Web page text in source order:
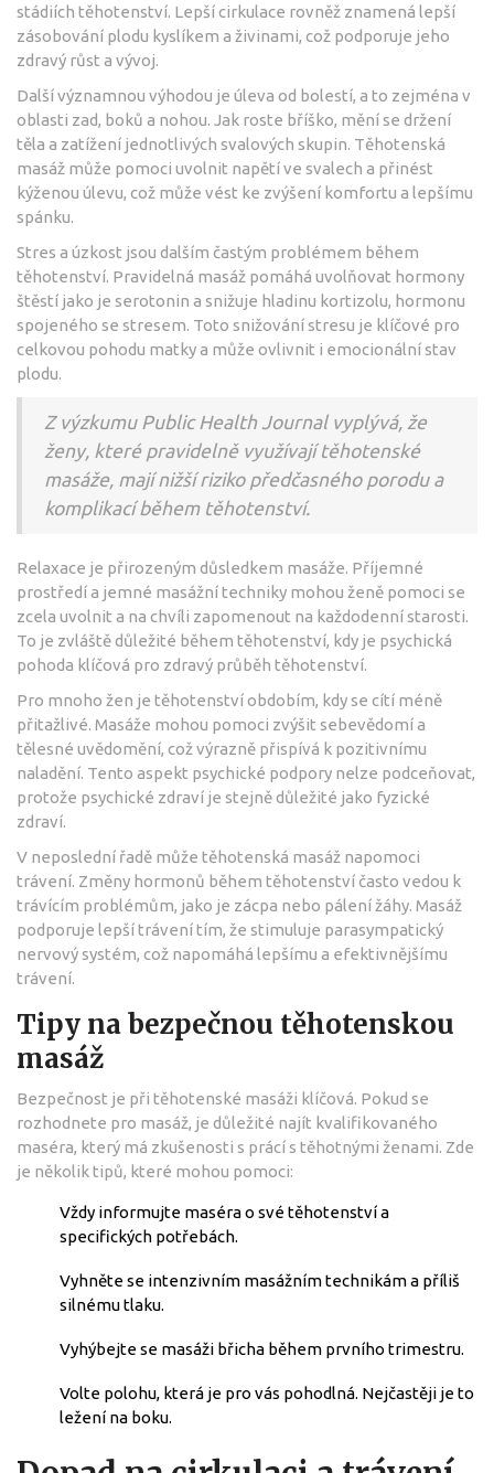
stádiích těhotenství. Lepší cirkulace rovněž znamená lepší
zásobování plodu kyslíkem a živinami, což podporuje jeho
zdravý růst a vývoj.
Další významnou výhodou je úleva od bolestí, a to zejména v
oblasti zad, boků a nohou. Jak roste bříško, mění se držení
těla a zatížení jednotlivých svalových skupin. Těhotenská
masáž může pomoci uvolnit napětí ve svalech a přinést
kýženou úlevu, což může vést ke zvýšení komfortu a lepšímu
spánku.
Stres a úzkost jsou dalším častým problémem během
těhotenství. Pravidelná masáž pomáhá uvolňovat hormony
štěstí jako je serotonin a snižuje hladinu kortizolu, hormonu
spojeného se stresem. Toto snižování stresu je klíčové pro
celkovou pohodu matky a může ovlivnit i emocionální stav
plodu.
Z výzkumu Public Health Journal vyplývá, že
ženy, které pravidelně využívají těhotenské
masáže, mají nižší riziko předčasného porodu a
komplikací během těhotenství.
Relaxace je přirozeným důsledkem masáže. Příjemné
prostředí a jemné masážní techniky mohou ženě pomoci se
zcela uvolnit a na chvíli zapomenout na každodenní starosti.
To je zvláště důležité během těhotenství, kdy je psychická
pohoda klíčová pro zdravý průběh těhotenství.
Pro mnoho žen je těhotenství obdobím, kdy se cítí méně
přitažlivé. Masáže mohou pomoci zvýšit sebevědomí a
tělesné uvědomění, což výrazně přispívá k pozitivnímu
naladění. Tento aspekt psychické podpory nelze podceňovat,
protože psychické zdraví je stejně důležité jako fyzické
zdraví.
V neposlední řadě může těhotenská masáž napomoci
trávení. Změny hormonů během těhotenství často vedou k
trávícím problémům, jako je zácpa nebo pálení žáhy. Masáž
podporuje lepší trávení tím, že stimuluje parasympatický
nervový systém, což napomáhá lepšímu a efektivnějšímu
trávení.
Tipy na bezpečnou těhotenskou
masáž
Bezpečnost je při těhotenské masáži klíčová. Pokud se
rozhodnete pro masáž, je důležité najít kvalifikovaného
maséra, který má zkušenosti s prácí s těhotnými ženami. Zde
je několik tipů, které mohou pomoci:
Vždy informujte maséra o své těhotenství a
specifických potřebách.
Vyhněte se intenzivním masážním technikám a příliš
silnému tlaku.
Vyhýbejte se masáži břicha během prvního trimestru.
Volte polohu, která je pro vás pohodlná. Nejčastěji je to
ležení na boku.